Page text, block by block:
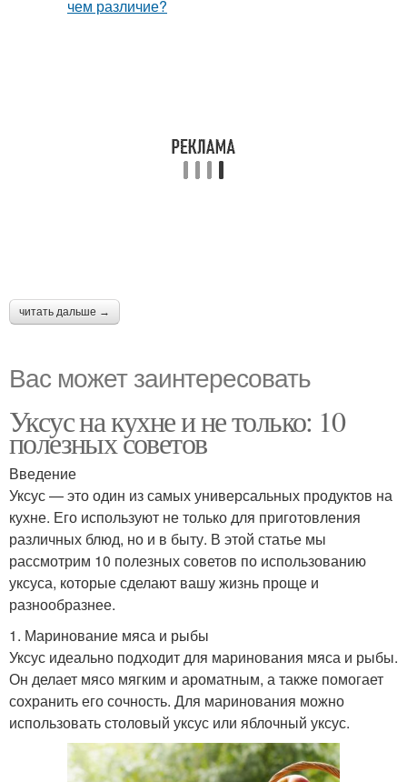
читать дальше →
Вас может заинтересовать
Уксус на кухне и не только: 10
полезных советов
Введение
Уксус — это один из самых универсальных продуктов на
кухне. Его используют не только для приготовления
различных блюд, но и в быту. В этой статье мы
рассмотрим 10 полезных советов по использованию
уксуса, которые сделают вашу жизнь проще и
разнообразнее.
1. Маринование мяса и рыбы
Уксус идеально подходит для маринования мяса и рыбы.
Он делает мясо мягким и ароматным, а также помогает
сохранить его сочность. Для маринования можно
использовать столовый уксус или яблочный уксус.